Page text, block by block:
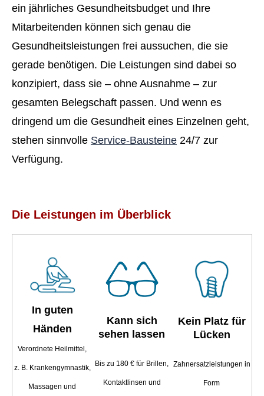
ein jährliches Gesundheitsbudget und Ihre
Mitarbeitenden können sich genau die
Gesundheitsleistungen frei aussuchen, die sie
gerade benötigen. Die Leistungen sind dabei so
konzipiert, dass sie – ohne Ausnahme – zur
gesamten Belegschaft passen. Und wenn es
dringend um die Gesundheit eines Einzelnen geht,
stehen sinnvolle Service-Bausteine 24/7 zur
Verfügung.
Die Leistungen im Überblick
In guten
Händen
Verordnete Heilmittel,
z. B. Krankengymnastik,
Massagen und
Kann sich
sehen lassen
Bis zu 180 € für Brillen,
Kontaktlinsen und
Kein Platz für
Lücken
Zahnersatzleistungen in
Form